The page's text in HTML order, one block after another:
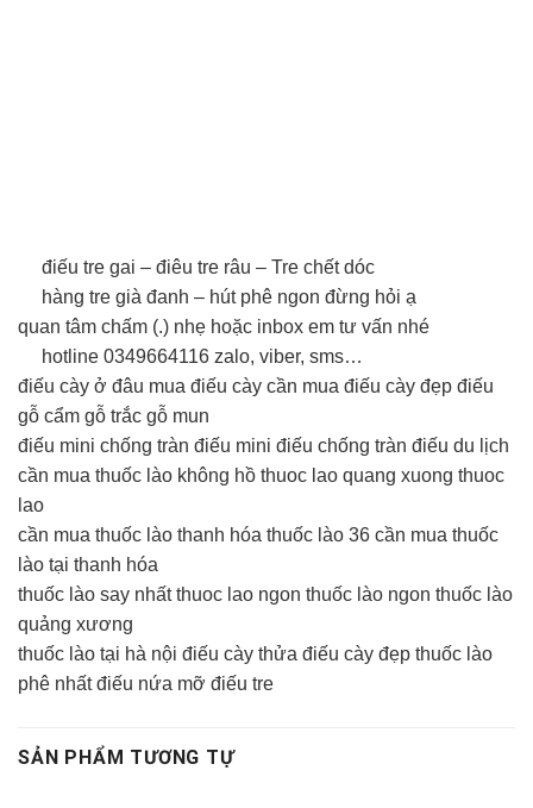
điếu tre gai – điêu tre râu – Tre chết dóc
hàng tre già đanh – hút phê ngon đừng hỏi ạ
quan tâm chấm (.) nhẹ hoặc inbox em tư vấn nhé
hotline 0349664116 zalo, viber, sms…
điếu cày ở đâu mua điếu cày cần mua điếu cày đẹp điếu
gỗ cẩm gỗ trắc gỗ mun
điếu mini chống tràn điếu mini điếu chống tràn điếu du lịch
cần mua thuốc lào không hồ thuoc lao quang xuong thuoc
lao
cần mua thuốc lào thanh hóa thuốc lào 36 cần mua thuốc
lào tại thanh hóa
thuốc lào say nhất thuoc lao ngon thuốc lào ngon thuốc lào
quảng xương
thuốc lào tại hà nội điếu cày thửa điếu cày đẹp thuốc lào
phê nhất điếu nứa mỡ điếu tre
SẢN PHẨM TƯƠNG TỰ